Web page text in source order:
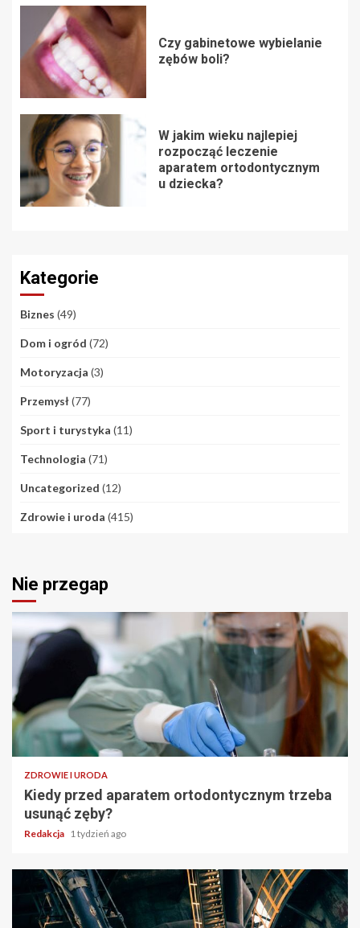
Czy gabinetowe wybielanie
zębów boli?
W jakim wieku najlepiej
rozpocząć leczenie
aparatem ortodontycznym
u dziecka?
Kategorie
Biznes (49)
Dom i ogród (72)
Motoryzacja (3)
Przemysł(77)
Sport i turystyka (11)
Technologia (71)
Uncategorized (12)
Zdrowie i uroda (415)
Nie przegap
ZDROWIE I URODA
Kiedy przed aparatem ortodontycznym trzeba
usunąć zęby?
Redakcja 1 tydzień ago